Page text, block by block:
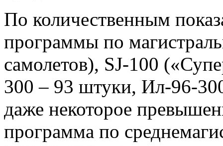
По количественным
программы по
самолетов), SJ-100
300 – 93 штуки, Ил-96-
даже некоторое
программа по